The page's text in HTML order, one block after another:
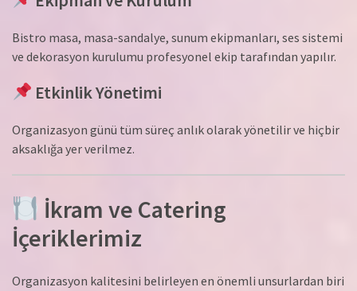
Bistro masa, masa-sandalye, sunum ekipmanları, ses sistemi
ve dekorasyon kurulumu profesyonel ekip tarafından yapılır.
Etkinlik Yönetimi
Organizasyon günü tüm süreç anlık olarak yönetilir ve hiçbir
aksaklığa yer verilmez.
İkram ve Catering
İçeriklerimiz
Organizasyon kalitesini belirleyen en önemli unsurlardan biri